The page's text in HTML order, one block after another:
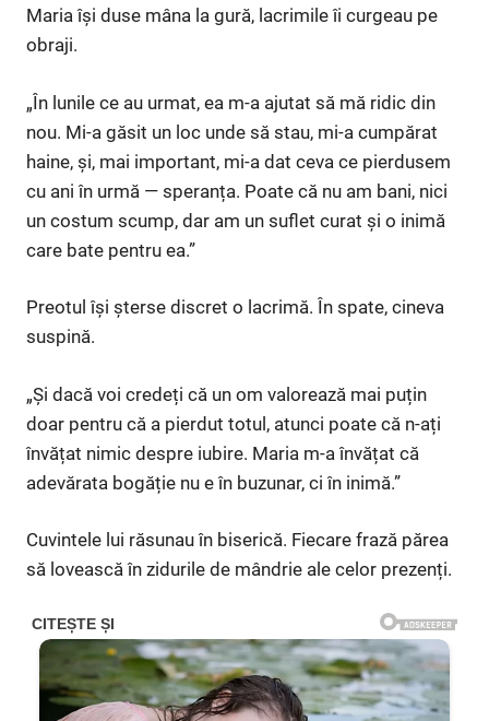
Maria își duse mâna la gură, lacrimile îi curgeau pe
obraji.
„În lunile ce au urmat, ea m-a ajutat să mă ridic din
nou. Mi-a găsit un loc unde să stau, mi-a cumpărat
haine, și, mai important, mi-a dat ceva ce pierdusem
cu ani în urmă — speranța. Poate că nu am bani, nici
un costum scump, dar am un suflet curat și o inimă
care bate pentru ea.”
Preotul își șterse discret o lacrimă. În spate, cineva
suspină.
„Și dacă voi credeți că un om valorează mai puțin
doar pentru că a pierdut totul, atunci poate că n-ați
învățat nimic despre iubire. Maria m-a învățat că
adevărata bogăție nu e în buzunar, ci în inimă.”
Cuvintele lui răsunau în biserică. Fiecare frază părea
să lovească în zidurile de mândrie ale celor prezenți.